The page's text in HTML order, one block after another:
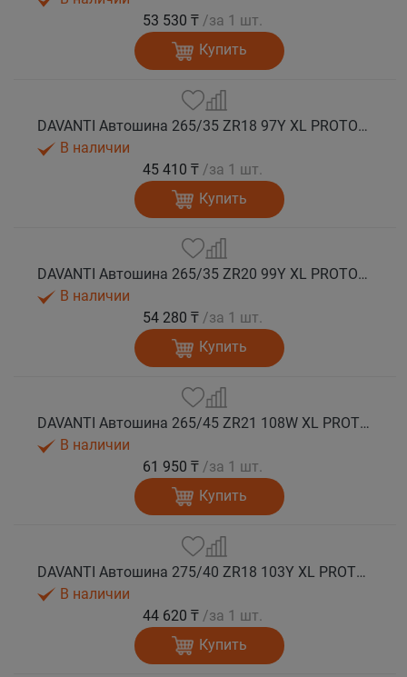
53 530 ₸ /за 1 шт.
Купить
DAVANTI Автошина 265/35 ZR18 97Y XL PROTOURA SPORT RPR лето
В наличии
45 410 ₸ /за 1 шт.
Купить
DAVANTI Автошина 265/35 ZR20 99Y XL PROTOURA SPORT RPR лето
В наличии
54 280 ₸ /за 1 шт.
Купить
DAVANTI Автошина 265/45 ZR21 108W XL PROTOURA SPORT RPR лето
В наличии
61 950 ₸ /за 1 шт.
Купить
DAVANTI Автошина 275/40 ZR18 103Y XL PROTOURA SPORT RPR лето
В наличии
44 620 ₸ /за 1 шт.
Купить